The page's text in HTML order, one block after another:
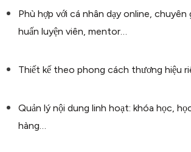
Phù hợp với cá nhân dạy online, chuyên
huấn luyện viên, mentor…
Thiết kế theo phong cách thương hiệu
Quản lý nội dung linh hoạt: khóa học,
hàng…